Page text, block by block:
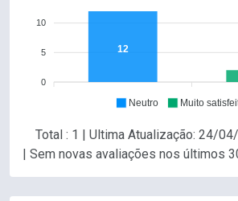
10
5
0
12
Neutro Muito
Total : 1 | Ultima Atualização: 24/
| Sem novas avaliações nos últimos